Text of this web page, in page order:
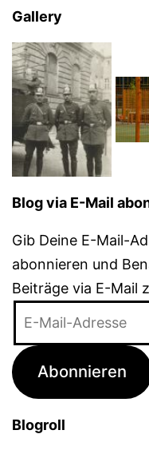
Gallery
Blog via E-Mail
Gib Deine E-Mail-
abonnieren und
Beiträge via E-Mail
Adresse
Abonnieren
Blogroll